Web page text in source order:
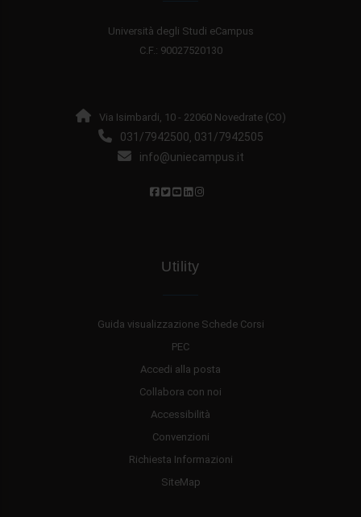
Università degli Studi eCampus
C.F.: 90027520130
Via Isimbardi, 10 - 22060 Novedrate (CO)
031/7942500, 031/7942505
info@uniecampus.it
Utility
Guida visualizzazione Schede Corsi
PEC
Accedi alla posta
Collabora con noi
Accessibilità
Convenzioni
Richiesta Informazioni
SiteMap